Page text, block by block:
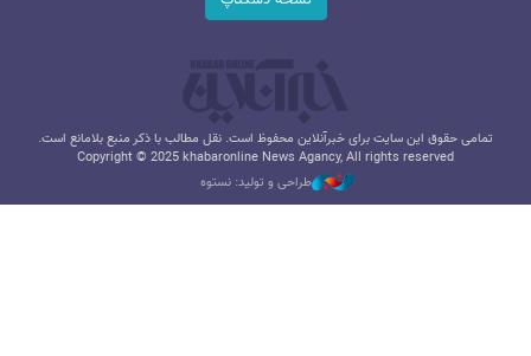
تمامی حقوق این سایت برای خبرآنلاین محفوظ است. نقل مطالب با ذکر منبع بلامانع است.
Copyright © 2025 khabaronline News Agancy, All rights reserved
طراحی و تولید: نستوه